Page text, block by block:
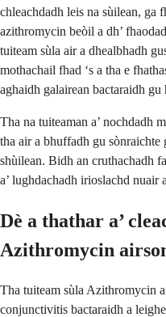
chleachdadh leis na sùilean, ga
azithromycin beòil a dh’
tuiteam sùla air a dhealbhadh
mothachail fhad ‘s a tha e
aghaidh galairean bactaraidh gu
Tha na tuiteaman a’ nochdadh
tha air a bhuffadh gu
shùilean. Bidh an cruthachadh
a’ lughdachadh irioslachd nuair
Dè a thathar a’
Azithromycin
Tha tuiteam sùla Azithromycin
conjunctivitis bactaraidh a